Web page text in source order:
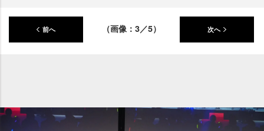
前へ （画像：3／5） 次へ